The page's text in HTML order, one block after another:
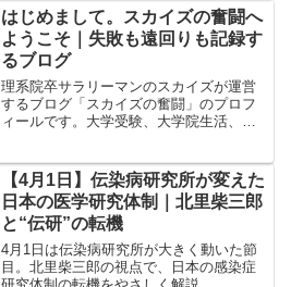
験ベースで考えます。
はじめまして。スカイズの奮闘へ
ようこそ｜失敗も遠回りも記録す
るブログ
理系院卒サラリーマンのスカイズが運営
するブログ「スカイズの奮闘」のプロフ
ィールです。大学受験、大学院生活、お
発信しています。
【4月1日】伝染病研究所が変えた
日本の医学研究体制｜北里柴三郎
と“伝研”の転機
4月1日は伝染病研究所が大きく動いた節
目。北里柴三郎の視点で、日本の感染症